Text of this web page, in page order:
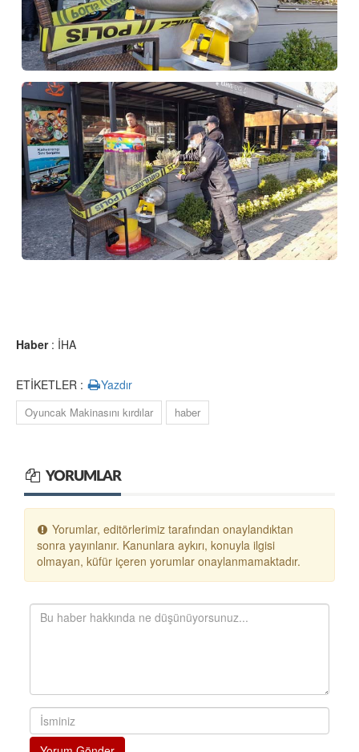
Haber: İHA
ETİKETLER : Yazdır
Oyuncak Makinasını kırdılar haber
YORUMLAR
Yorumlar, editörlerimiz tarafından onaylandıktan
sonra yayınlanır. Kanunlara aykırı, konuyla ilgisi
olmayan, küfür içeren yorumlar onaylanmamaktadır.